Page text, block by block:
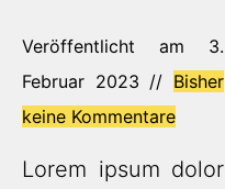
Veröffentlicht am 3.
Februar 2023 // Bisher
keine Kommentare
Lorem ipsum dolor